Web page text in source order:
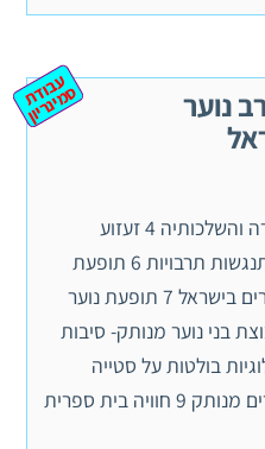
נוער
ע
ב
וד
ת
ס
מ
ינ
ר
יון
מבוא 3 הגירה ופשיעה 4 הגירה והשלכותיה 4 זעזוע
משפחתי 5 היבט חברתי 5 התנגשות תרבויות 6 תופעת
האלימות בקרב בני נוער מהגרים בישראל 7 תופעת נוער
מנותק בישראל 7 קבוצת בני נוער מנותק- סיבות
בולטות על סטייה
חברתית בקרב בני נוער מהגרים מנותק 9 חוויה בית ספרית